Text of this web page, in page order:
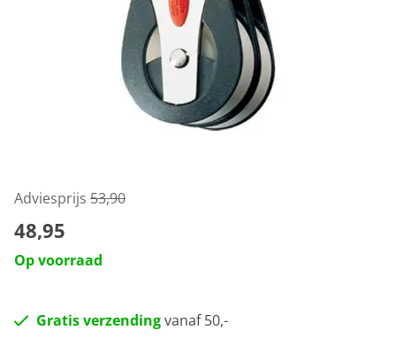
Adviesprijs 53,90
48,95
Op voorraad
Gratis verzendingvanaf 50,-